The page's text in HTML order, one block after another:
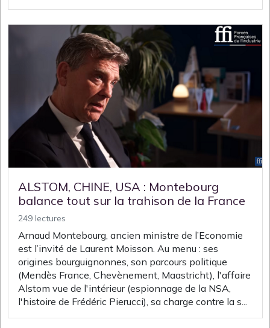
ALSTOM, CHINE, USA : Montebourg
balance tout sur la trahison de la France
249 lectures
Arnaud Montebourg, ancien ministre de l’Economie
est l’invité de Laurent Moisson. Au menu : ses
origines bourguignonnes, son parcours politique
(Mendès France, Chevènement, Maastricht), l'affaire
Alstom vue de l'intérieur (espionnage de la NSA,
l'histoire de Frédéric Pierucci), sa charge contre la s...